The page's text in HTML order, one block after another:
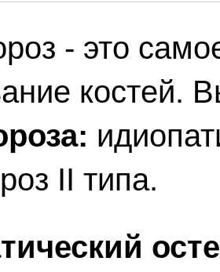
- это
костей.
II типа.